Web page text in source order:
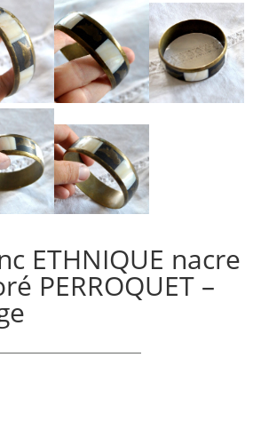
ETHNIQUE nacre
PERROQUET –